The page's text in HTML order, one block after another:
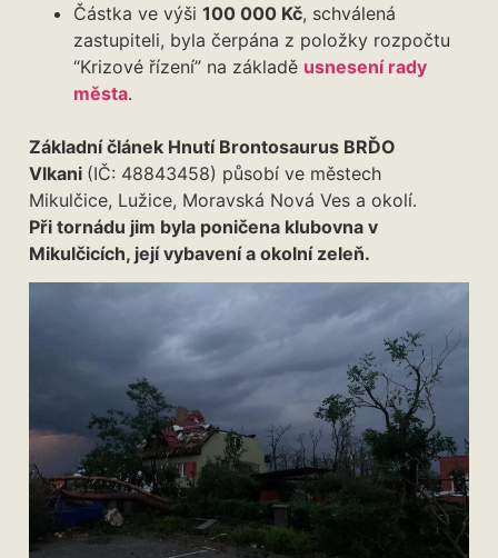
Částka ve výši 100 000 Kč, schválená
zastupiteli, byla čerpána z položky rozpočtu
“Krizové řízení” na základě usnesení rady
města.
Základní článek Hnutí Brontosaurus BRĎO
Vlkani (IČ: 48843458) působí ve městech
Mikulčice, Lužice, Moravská Nová Ves a okolí.
Při tornádu jim byla poničena klubovna v
Mikulčicích, její vybavení a okolní zeleň.